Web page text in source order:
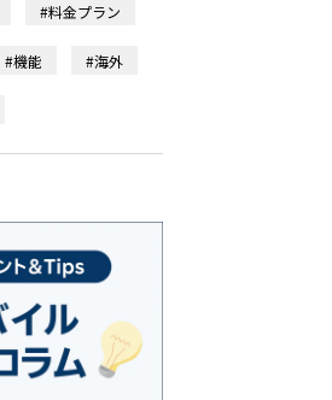
#料金プラン
#機能 #海外